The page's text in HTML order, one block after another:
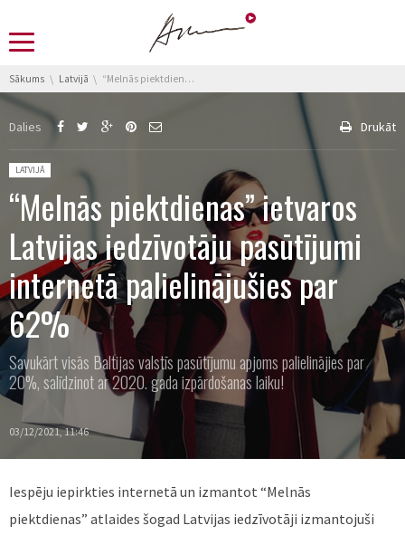
You are here:
Sākums Latvijā “Melnās piektdienas” ietvaros Latvijas iedzīvotāju pasūtījumi internetā palielinājušies par 62%
Dalies Drukāt
Posted in:
LATVIJĀ
“Melnās piektdienas” ietvaros
Latvijas iedzīvotāju pasūtījumi
internetā palielinājušies par
62%
Savukārt visās Baltijas valstīs pasūtījumu apjoms palielinājies par
20%, salīdzinot ar 2020. gada izpārdošanas laiku!
03/12/2021, 11:46
Iespēju iepirkties internetā un izmantot “Melnās
piektdienas” atlaides šogad Latvijas iedzīvotāji izmantojuši